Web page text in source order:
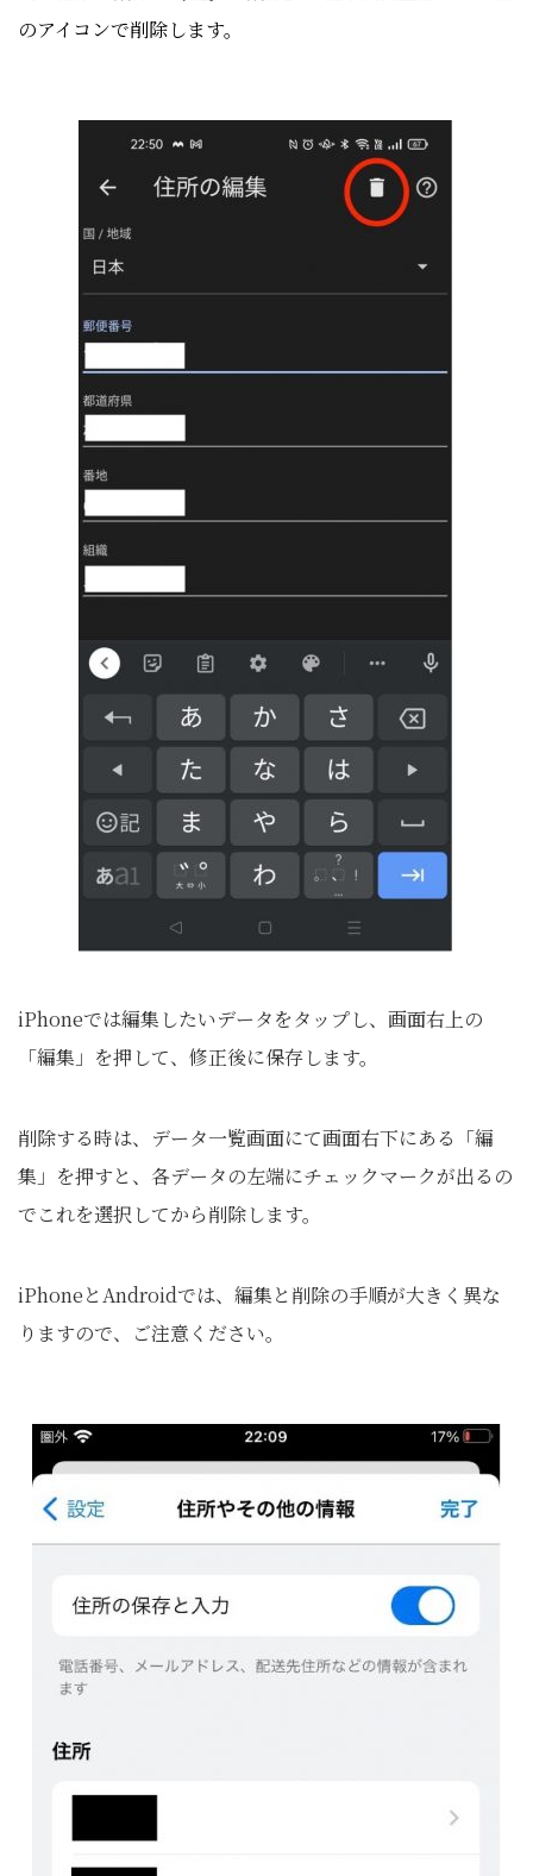
のアイコンで削除します。
iPhoneでは編集したいデータをタップし、画面右上の
「編集」を押して、修正後に保存します。
削除する時は、データ一覧画面にて画面右下にある「編
集」を押すと、各データの左端にチェックマークが出るの
でこれを選択してから削除します。
iPhoneとAndroidでは、編集と削除の手順が大きく異な
りますので、ご注意ください。